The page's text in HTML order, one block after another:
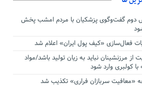
گفت‌وگوی پزشکیان با مردم امشب پخش
فعال‌سازی «کیف پول ایران» اعلام شد
از مرزنشینان نباید به زیان تولید باشد/مواد
با کولبری وارد شود
«معافیت سربازان فراری» تکذیب شد